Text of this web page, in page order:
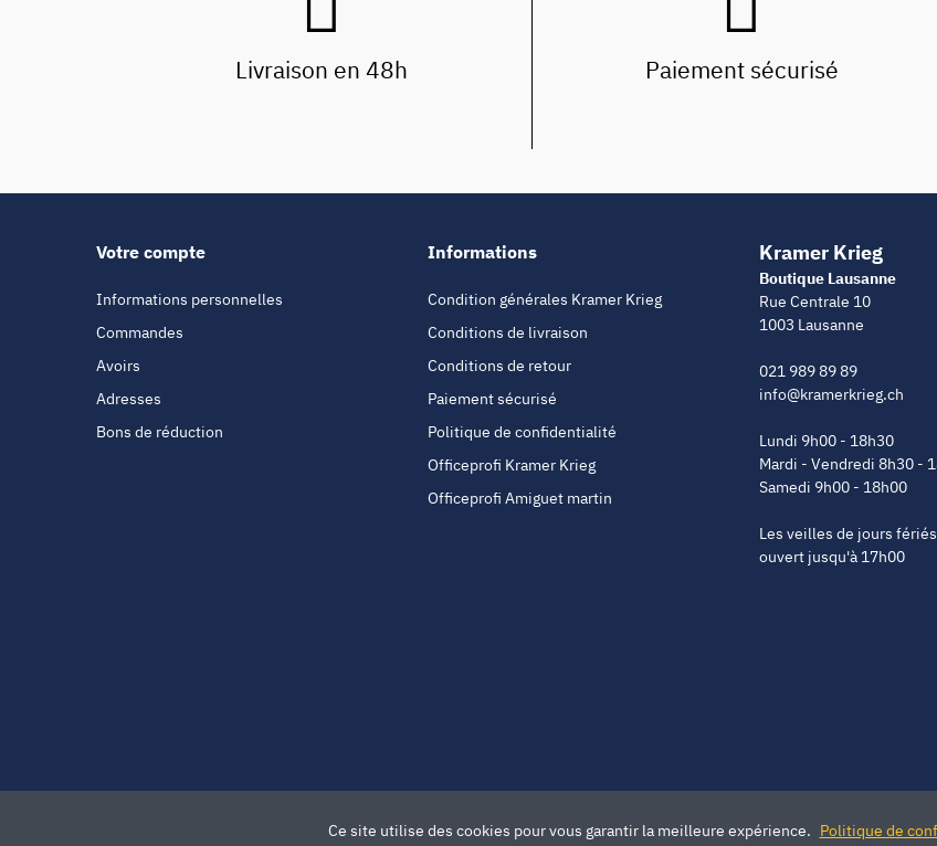
Livraison en 48h Paiement sécurisé
Votre compte
Informations personnelles
Commandes
Avoirs
Adresses
Bons de réduction
Informations
Condition générales Kramer Krieg
Conditions de livraison
Conditions de retour
Paiement sécurisé
Politique de confidentialité
Officeprofi Kramer Krieg
Officeprofi Amiguet martin
Kramer Krieg
Boutique Lausanne
Rue Centrale 10
1003 Lausanne
021 989 89 89
info@kramerkrieg.ch
Lundi 9h00 - 18h30
Mardi - Vendredi 8h30 -
Samedi 9h00 - 18h00
Les veilles de jours
ouvert jusqu'à 17h00
Ce site utilise des cookies pour vous garantir la meilleure expérience. Politique de